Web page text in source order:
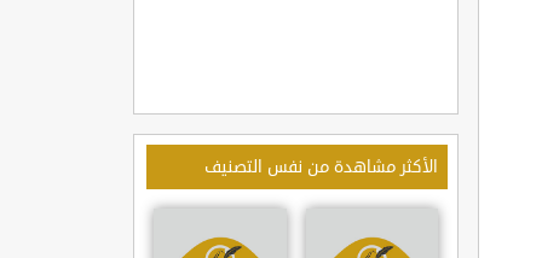
الأكثر مشاهدة من نفس التصنيف